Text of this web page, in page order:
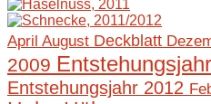
April August Deckblatt
2009
Entstehungsjahr 2012